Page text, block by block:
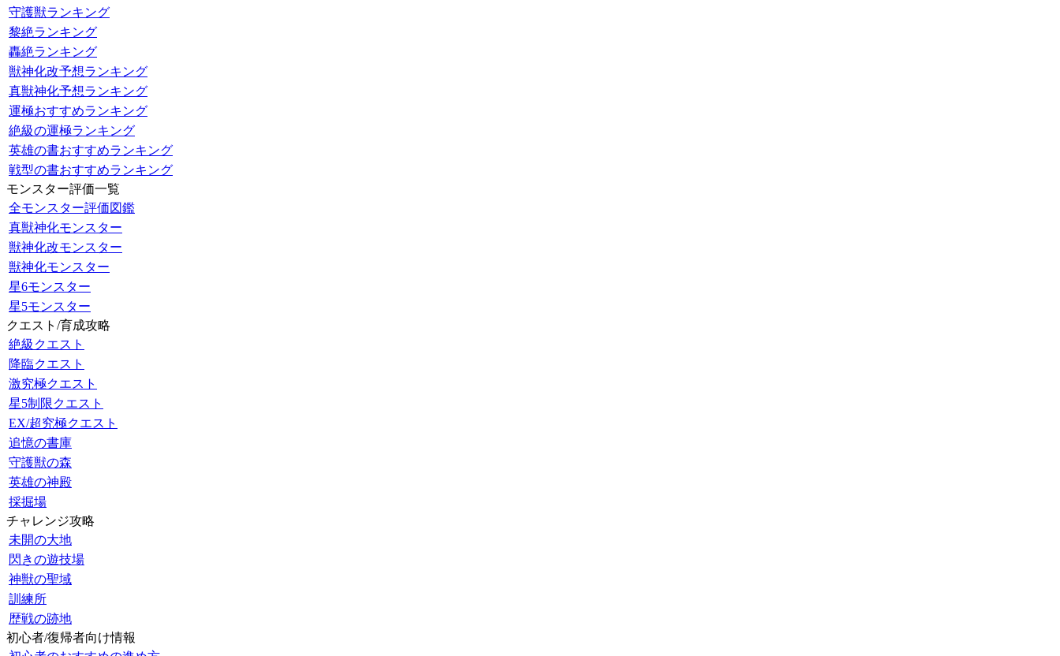
守護獣ランキング
黎絶ランキング
轟絶ランキング
獣神化改予想ランキング
真獣神化予想ランキング
運極おすすめランキング
絶級の運極ランキング
英雄の書おすすめランキング
戦型の書おすすめランキング
モンスター評価一覧
全モンスター評価図鑑
真獣神化モンスター
獣神化改モンスター
獣神化モンスター
星6モンスター
星5モンスター
クエスト/育成攻略
絶級クエスト
降臨クエスト
激究極クエスト
星5制限クエスト
EX/超究極クエスト
追憶の書庫
守護獣の森
英雄の神殿
採掘場
チャレンジ攻略
未開の大地
閃きの遊技場
神獣の聖域
訓練所
歴戦の跡地
初心者/復帰者向け情報